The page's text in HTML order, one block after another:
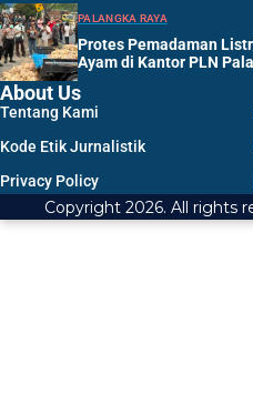
PALANGKA RAYA
Protes Pemadaman
Ayam di Kantor PLN
About Us
Tentang Kami
Kode Etik Jurnalistik
Privacy Policy
Copyright 2026. All rights